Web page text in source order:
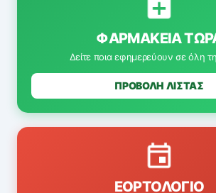
ΦΑΡΜΑΚΕΊΑ
Δείτε ποια εφημερεύουν σε όλη
ΠΡΟΒΟΛΗ ΛΙΣΤΑΣ
ΕΟΡΤΟΛΌΓΙΟ